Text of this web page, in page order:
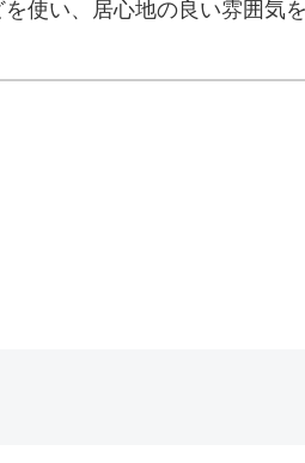
使い、居心地の良い雰囲気